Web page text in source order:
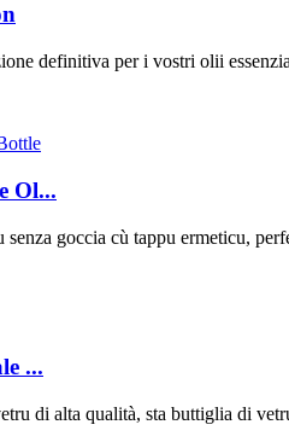
definitiva per i vostri olii
Ol...
goccia cù tappu ermeticu,
...
di alta qualità, sta buttiglia di